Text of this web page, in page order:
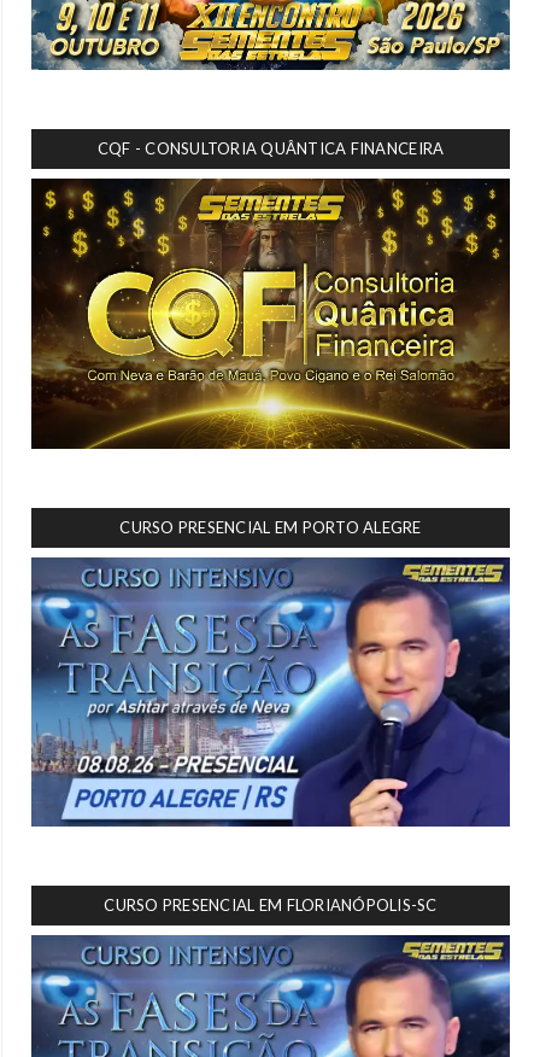
CQF - CONSULTORIA QUÂNTICA FINANCEIRA
CURSO PRESENCIAL EM PORTO ALEGRE
CURSO PRESENCIAL EM FLORIANÓPOLIS-SC